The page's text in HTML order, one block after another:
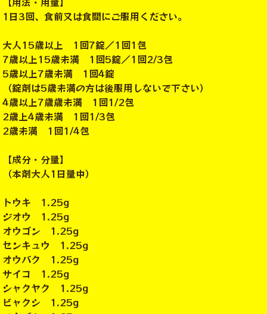
1日3回、食前又は食間にご服用ください。
大人15歳以上 1回7錠／1回1包
7歳以上15歳未満 1回5錠／1回2/3包
5歳以上7歳未満 1回4錠
（錠剤は5歳未満の方は後服用しないで下さい）
4歳以上7歳歳未満 1回1/2包
2歳上4歳未満 1回1/3包
2歳未満 1回1/4包
【成分・分量】
（本剤大人1日量中）
トウキ 1.25g
ジオウ 1.25g
オウゴン 1.25g
センキュウ 1.25g
オウバク 1.25g
サイコ 1.25g
シャクヤク 1.25g
ビャクシ 1.25g